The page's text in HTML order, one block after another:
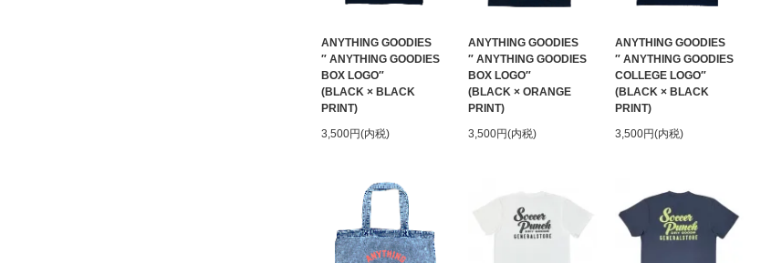
ANYTHING GOODIES
″ ANYTHING GOODIES
BOX LOGO″
(BLACK × BLACK
PRINT)
3,500円(内税)
ANYTHING GOODIES
″ ANYTHING GOODIES
BOX LOGO″
(BLACK × ORANGE
PRINT)
3,500円(内税)
ANYTHING GOODIES
″ ANYTHING GOODIES
COLLEGE LOGO″
(BLACK × BLACK
PRINT)
3,500円(内税)